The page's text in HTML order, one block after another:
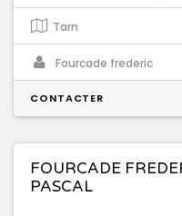
Tarn
Fourcade frederic
CONTACTER
FOURCADE
PASCAL